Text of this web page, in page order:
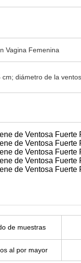
Vagina Femenina
cm; diámetro de la
de muestras
al por mayor